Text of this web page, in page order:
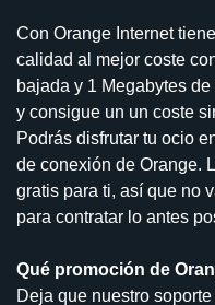
Con Orange Internet
calidad al mejor coste
bajada y 1 Megabytes
y consigue un un coste
Podrás disfrutar tu ocio
de conexión de Orange.
gratis para ti, así que no
para contratar lo antes
Qué promoción de
Deja que nuestro